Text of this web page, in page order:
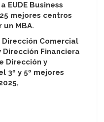
EUDE Business
mejores centros
MBA.
Dirección Comercial
Dirección Financiera
Dirección y
3º y 5º mejores